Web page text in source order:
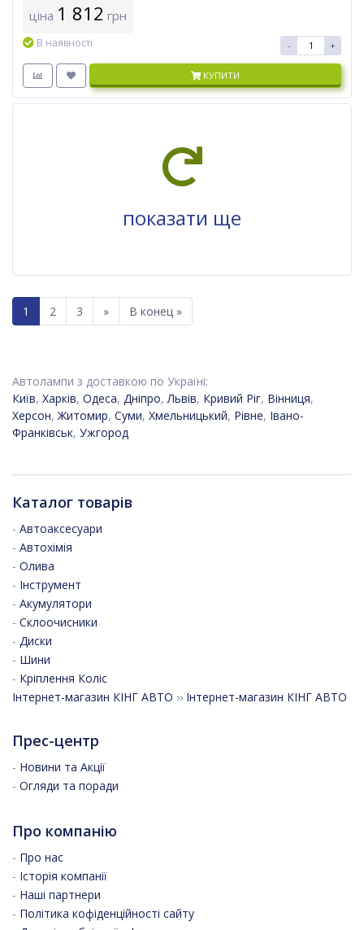
ціна 1 812 грн
В наявності - +
КУПИТИ
показати ще
1 2 3 » В конец »
Автолампи з доставкою по Україні:
Київ, Харків, Одеса, Дніпро,Львів, Кривий Ріг, Вінниця,
Херсон,Житомир, Суми, Хмельницький, Рівне, Івано-
Франківськ, Ужгород
Каталог товарів
- Автоаксесуари
- Автохімія
- Олива
- Інструмент
- Акумулятори
- Склоочисники
- Диски
- Шини
- Кріплення Коліс
Інтернет-магазин КІНГ АВТО ›› Інтернет-магазин КІНГ АВТО
Прес-центр
- Новини та Акції
- Огляди та поради
Про компанію
- Про нас
- Історія компанії
- Наші партнери
- Політика кофіденційності сайту